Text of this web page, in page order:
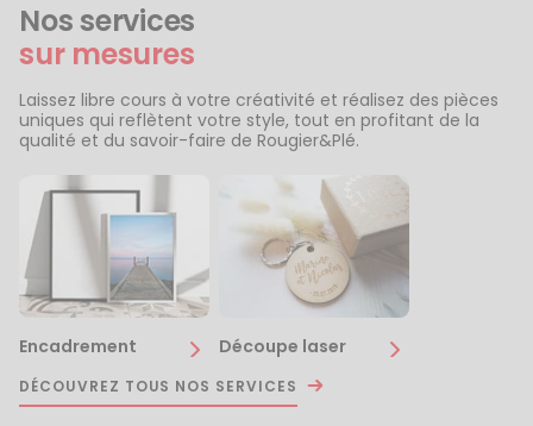
Nos services
sur mesures
Laissez libre cours à votre créativité et réalisez des pièces
uniques qui reflètent votre style, tout en profitant de la
qualité et du savoir-faire de Rougier&Plé.
Encadrement Découpe laser
DÉCOUVREZ TOUS NOS SERVICES